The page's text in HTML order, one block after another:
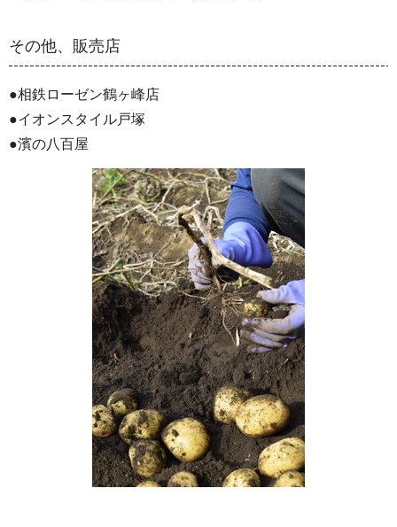
その他、販売店
●相鉄ローゼン鶴ヶ峰店
●イオンスタイル戸塚
●濱の八百屋